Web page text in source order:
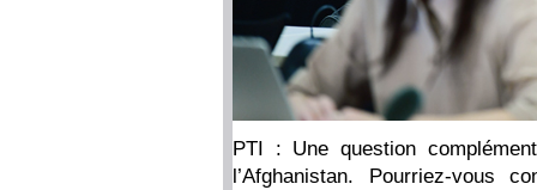
PTI : Une question
l’Afghanistan. Pourriez-vous